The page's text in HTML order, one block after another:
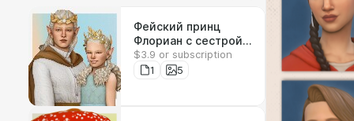
Фейский принц
Флориан с сестрой
Констанс✨
$3.9 or subscription
1
5